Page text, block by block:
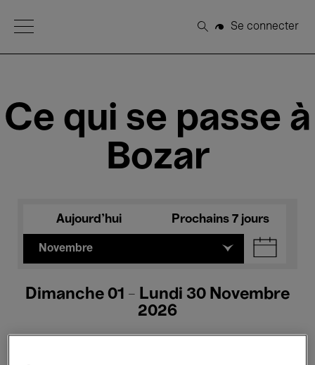
Open Menu
Rechercher
Se connecter
Ce qui se passe à
Bozar
Aujourd'hui Prochains 7 jours
Novembre
Dimanche 01 - Lundi 30 Novembre
2026